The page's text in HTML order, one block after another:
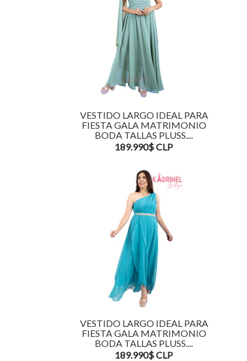
VESTIDO LARGO IDEAL PARA
FIESTA GALA MATRIMONIO
BODA TALLAS PLUSS....
189.990$ CLP
VESTIDO LARGO IDEAL PARA
FIESTA GALA MATRIMONIO
BODA TALLAS PLUSS....
189.990$ CLP